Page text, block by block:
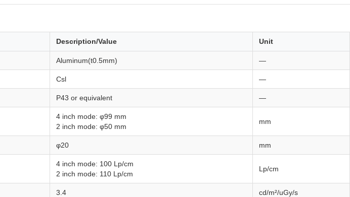
Description/Value Unit
Aluminum(t0.5mm) —
Csl —
P43 or equivalent —
4 inch mode: φ99 mm
2 inch mode: φ50 mm
mm
φ20 mm
4 inch mode: 100 Lp/cm
2 inch mode: 110 Lp/cm
Lp/cm
3.4 cd/m²/uGy/s